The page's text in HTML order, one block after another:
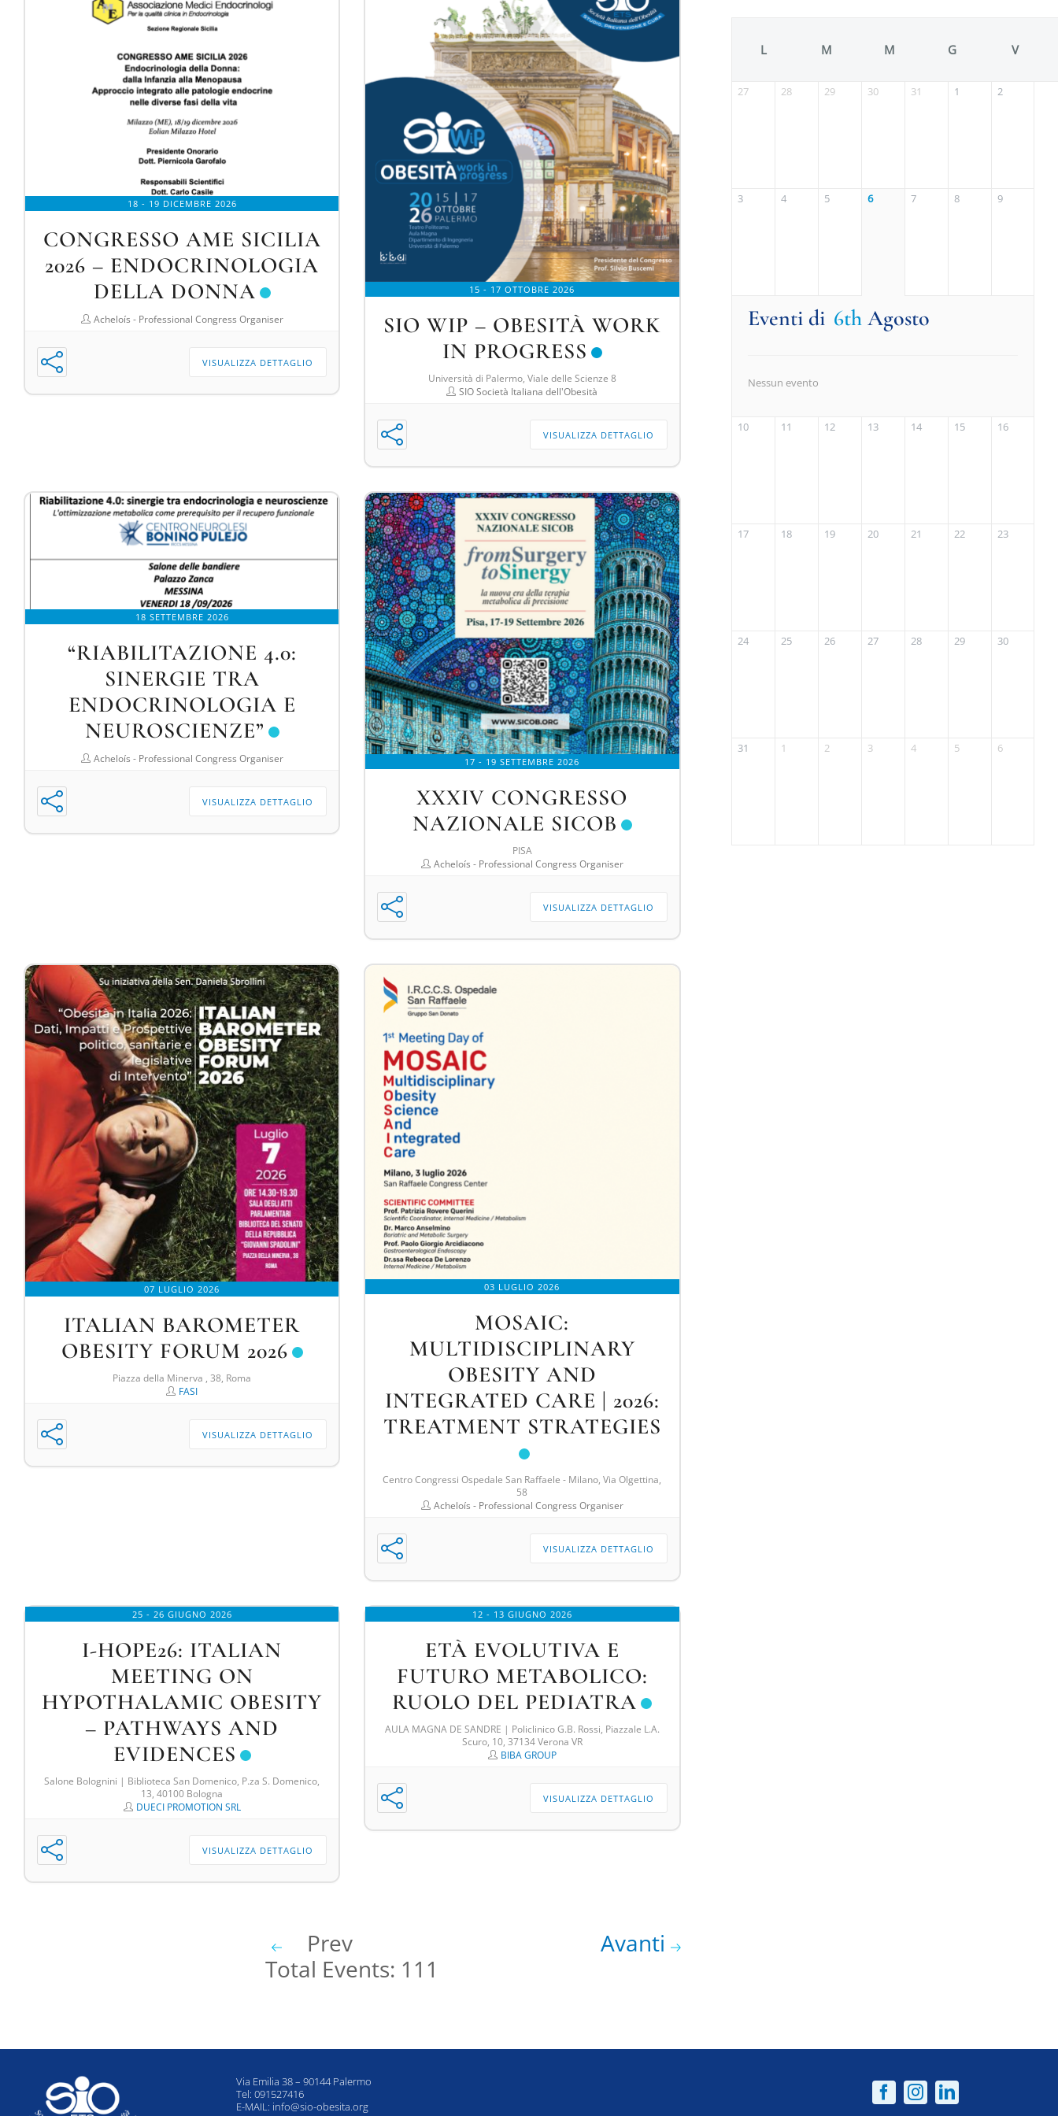
18 - 19 DICEMBRE 2026
CONGRESSO AME SICILIA
2026 – ENDOCRINOLOGIA
DELLA DONNA
Acheloís - Professional Congress Organiser
VISUALIZZA DETTAGLIO
15 - 17 OTTOBRE 2026
SIO WIP – OBESITÀ WORK
IN PROGRESS
Università di Palermo, Viale delle Scienze 8
SIO Società Italiana dell'Obesità
VISUALIZZA DETTAGLIO
18 SETTEMBRE 2026
“RIABILITAZIONE 4.0:
SINERGIE TRA
ENDOCRINOLOGIA E
NEUROSCIENZE”
Acheloís - Professional Congress Organiser
VISUALIZZA DETTAGLIO
17 - 19 SETTEMBRE 2026
XXXIV CONGRESSO
NAZIONALE SICOB
PISA
Acheloís - Professional Congress Organiser
VISUALIZZA DETTAGLIO
07 LUGLIO 2026
ITALIAN BAROMETER
OBESITY FORUM 2026
Piazza della Minerva , 38, Roma
FASI
VISUALIZZA DETTAGLIO
03 LUGLIO 2026
MOSAIC:
MULTIDISCIPLINARY
OBESITY AND
INTEGRATED CARE | 2026:
TREATMENT STRATEGIES
Centro Congressi Ospedale San Raffaele - Milano, Via Olgettina,
58
Acheloís - Professional Congress Organiser
VISUALIZZA DETTAGLIO
25 - 26 GIUGNO 2026
I-HOPE26: ITALIAN
MEETING ON
HYPOTHALAMIC OBESITY
– PATHWAYS AND
EVIDENCES
Salone Bolognini | Biblioteca San Domenico, P.za S. Domenico,
13, 40100 Bologna
DUECI PROMOTION SRL
VISUALIZZA DETTAGLIO
12 - 13 GIUGNO 2026
ETÀ EVOLUTIVA E
FUTURO METABOLICO:
RUOLO DEL PEDIATRA
AULA MAGNA DE SANDRE | Policlinico G.B. Rossi, Piazzale L.A.
Scuro, 10, 37134 Verona VR
BIBA GROUP
VISUALIZZA DETTAGLIO
Prev
Avanti
Total Events: 111
L M M G V
27 28 29 30 31 1 2
3 4 5 6 7 8 9
Eventi di 6thAgosto
Nessun evento
10 11 12 13 14 15 16
17 18 19 20 21 22 23
24 25 26 27 28 29 30
31 1 2 3 4 5 6
Via Emilia 38 – 90144 Palermo
Tel: 091527416
E-MAIL: info@sio-obesita.org